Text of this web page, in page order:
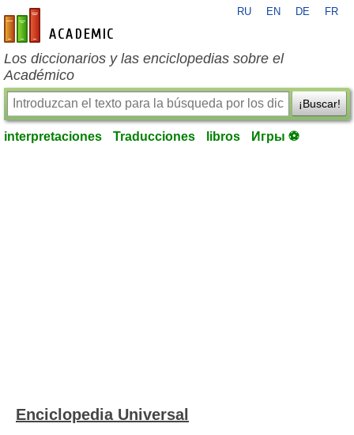
es-academic.com
RU EN DE FR
Los diccionarios y las enciclopedias sobre el
Académico
¡Buscar!
interpretaciones Traducciones libros Игры ⚽
Enciclopedia Universal